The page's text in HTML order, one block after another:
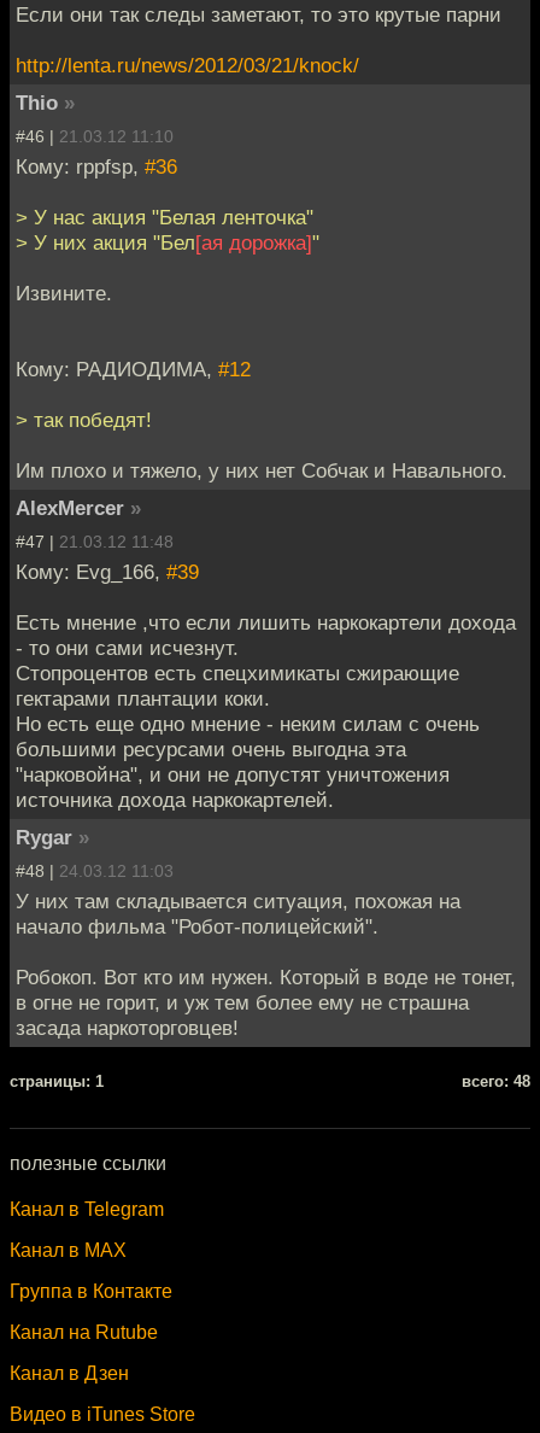
Если они так следы заметают, то это крутые парни
http://lenta.ru/news/2012/03/21/knock/
Thio »
#46 | 21.03.12 11:10
Кому: rppfsp, #36
> У нас акция "Белая ленточка"
> У них акция "Бел[ая дорожка]"
Извините.
Кому: РАДИОДИМА, #12
> так победят!
Им плохо и тяжело, у них нет Собчак и Навального.
AlexMercer »
#47 | 21.03.12 11:48
Кому: Evg_166, #39
Есть мнение ,что если лишить наркокартели дохода
- то они сами исчезнут.
Стопроцентов есть спецхимикаты сжирающие
гектарами плантации коки.
Но есть еще одно мнение - неким силам с очень
большими ресурсами очень выгодна эта
"нарковойна", и они не допустят уничтожения
источника дохода наркокартелей.
Rygar »
#48 | 24.03.12 11:03
У них там складывается ситуация, похожая на
начало фильма "Робот-полицейский".
Робокоп. Вот кто им нужен. Который в воде не тонет,
в огне не горит, и уж тем более ему не страшна
засада наркоторговцев!
cтраницы: 1 всего: 48
полезные ссылки
Канал в Telegram
Канал в MAX
Группа в Контакте
Канал на Rutube
Канал в Дзен
Видео в iTunes Store